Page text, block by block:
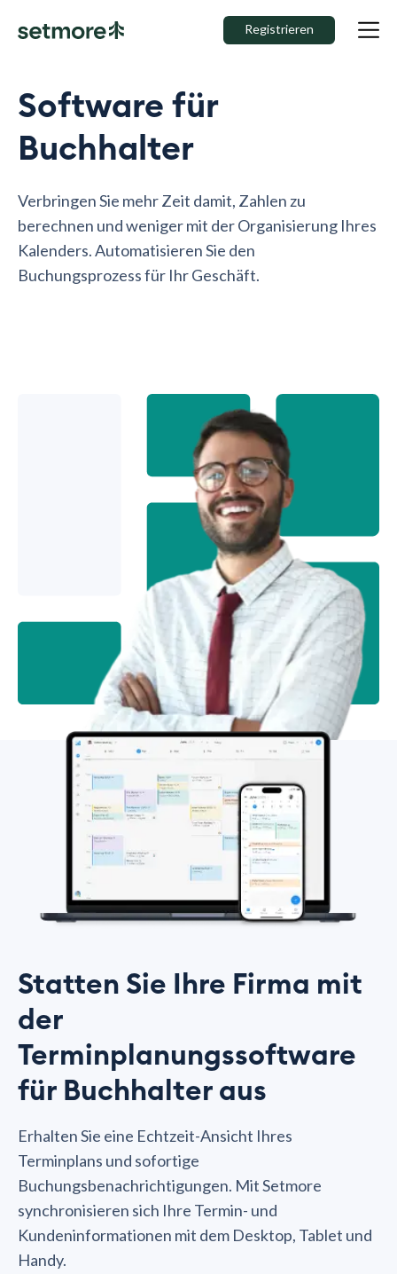
Registrieren
Software für
Buchhalter
Verbringen Sie mehr Zeit damit, Zahlen zu
berechnen und weniger mit der Organisierung Ihres
Kalenders. Automatisieren Sie den
Buchungsprozess für Ihr Geschäft.
Statten Sie Ihre Firma mit
der
Terminplanungssoftware
für Buchhalter aus
Erhalten Sie eine Echtzeit-Ansicht Ihres
Terminplans und sofortige
Buchungsbenachrichtigungen. Mit Setmore
synchronisieren sich Ihre Termin- und
Kundeninformationen mit dem Desktop, Tablet und
Handy.